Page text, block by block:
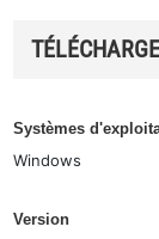
Systèmes
Windows
Version